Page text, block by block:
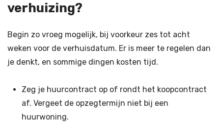
verhuizing?
Begin zo vroeg mogelijk, bij voorkeur zes tot acht
weken voor de verhuisdatum. Er is meer te regelen dan
je denkt, en sommige dingen kosten tijd.
Zeg je huurcontract op of rondt het koopcontract
af. Vergeet de opzegtermijn niet bij een
huurwoning.